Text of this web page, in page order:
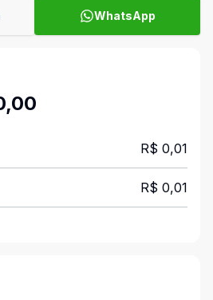
WhatsApp
R$ 0,01
R$ 0,01